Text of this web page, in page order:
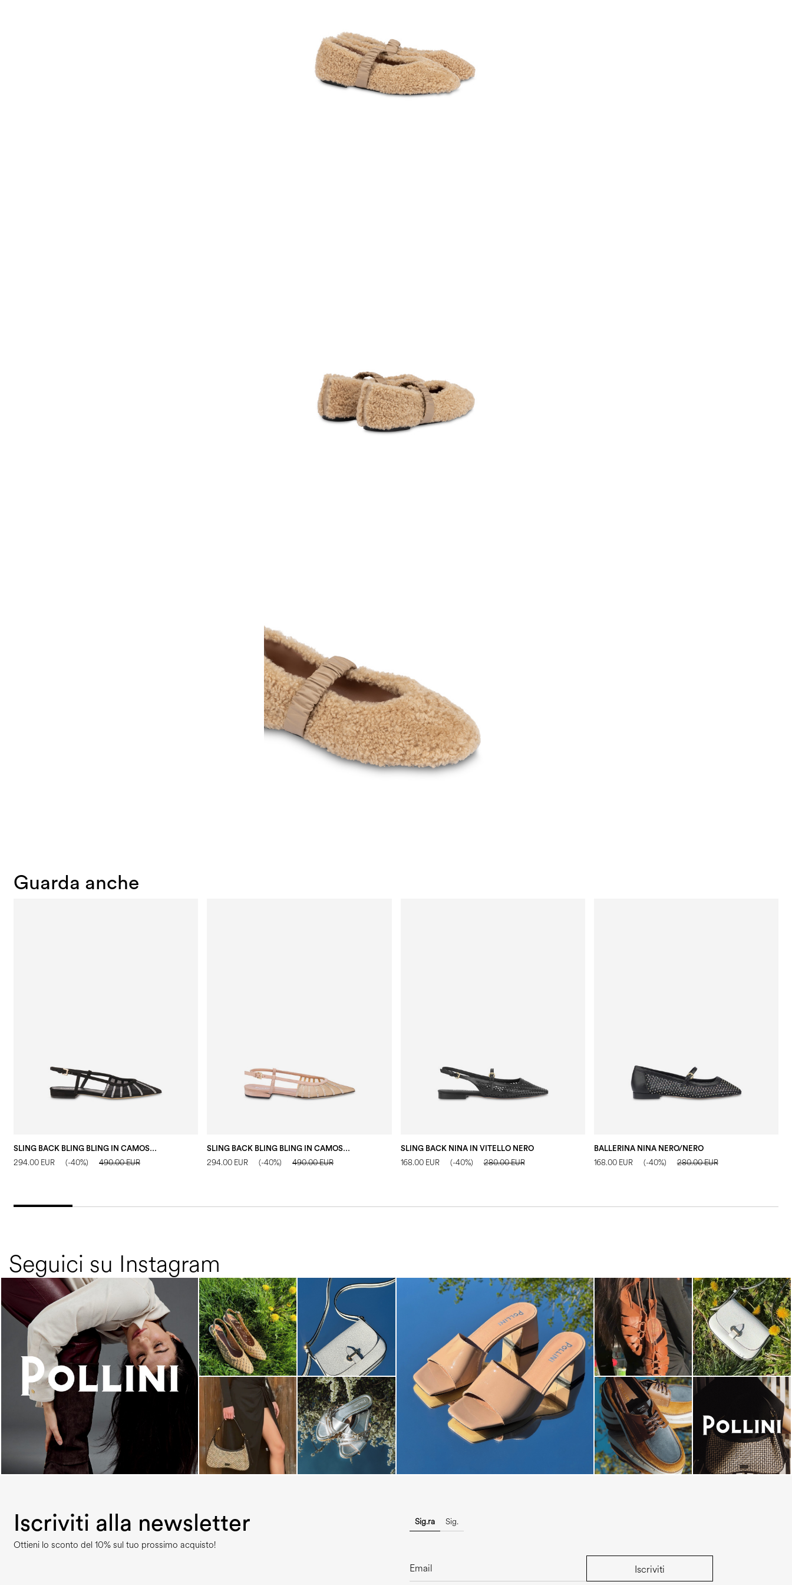
Guarda anche
SLING BACK BLING BLING IN CAMOSCIO NERO
294.00 EUR (-40%) 490.00 EUR
SLING BACK BLING BLING IN CAMOSCIO NUDE
294.00 EUR (-40%) 490.00 EUR
SLING BACK NINA IN VITELLO NERO
168.00 EUR (-40%) 280.00 EUR
BALLERINA NINA NERO/NERO
168.00 EUR (-40%) 280.00 EUR
Seguici su Instagram
An ode to the house’s vibrant Italian roots, the
new...
The most-wanted mules and sandals are now on
sale. ...
Iscriviti alla newsletter
Ottieni lo sconto del 10% sul tuo prossimo acquisto!
Sig.ra Sig.
Iscriviti